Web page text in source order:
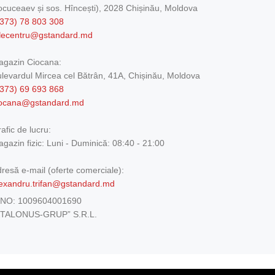
și sos. Hîncești), 2028 Chișinău, Moldova
78 803 308
Ciocana:
Mircea cel Bătrân, 41A, Chișinău, Moldova
69 693 868
de lucru:
fizic: Luni - Duminică: 08:40 - 21:00
e-mail (oferte comerciale):
1009604001690
GRUP” S.R.L.